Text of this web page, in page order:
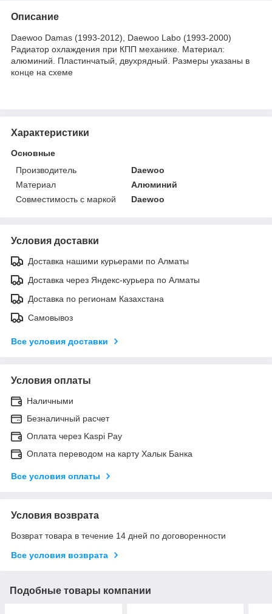
Описание
Daewoo Damas (1993-2012), Daewoo Labo (1993-2000)
Радиатор охлаждения при КПП механике. Материал:
алюминий. Пластинчатый, двухрядный. Размеры указаны в
конце на схеме
Характеристики
Основные
Производитель
Daewoo
Материал
Алюминий
Совместимость с маркой
Daewoo
Условия доставки
Доставка нашими курьерами по Алматы
Доставка через Яндекс-курьера по Алматы
Доставка по регионам Казахстана
Самовывоз
Все условия доставки
Условия оплаты
Наличными
Безналичный расчет
Оплата через Kaspi Pay
Оплата переводом на карту Халык Банка
Все условия оплаты
Условия возврата
Возврат товара в течение 14 дней по договоренности
Все условия возврата
Подобные товары компании